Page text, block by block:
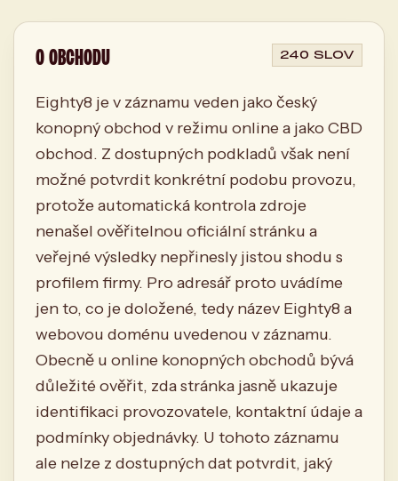
O OBCHODU 240 SLOV
Eighty8 je v záznamu veden jako český
konopný obchod v režimu online a jako CBD
obchod. Z dostupných podkladů však není
možné potvrdit konkrétní podobu provozu,
protože automatická kontrola zdroje
nenašel ověřitelnou oficiální stránku a
veřejné výsledky nepřinesly jistou shodu s
profilem firmy. Pro adresář proto uvádíme
jen to, co je doložené, tedy název Eighty8 a
webovou doménu uvedenou v záznamu.
Obecně u online konopných obchodů bývá
důležité ověřit, zda stránka jasně ukazuje
identifikaci provozovatele, kontaktní údaje a
podmínky objednávky. U tohoto záznamu
ale nelze z dostupných dat potvrdit, jaký